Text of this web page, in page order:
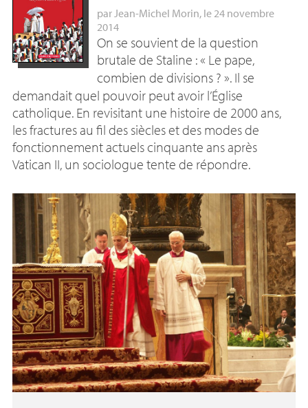
parJean-Michel Morin, le 24 novembre
2014
On se souvient de la question
brutale de Staline : « Le pape,
combien de divisions ? ». Il se
demandait quel pouvoir peut avoir l’Église
catholique. En revisitant une histoire de 2000 ans,
les fractures au fil des siècles et des modes de
fonctionnement actuels cinquante ans après
Vatican II, un sociologue tente de répondre.